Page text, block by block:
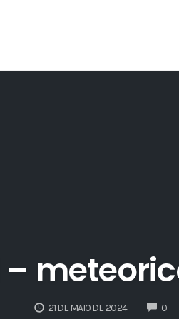
–
21 DE MAIO DE 2024 0